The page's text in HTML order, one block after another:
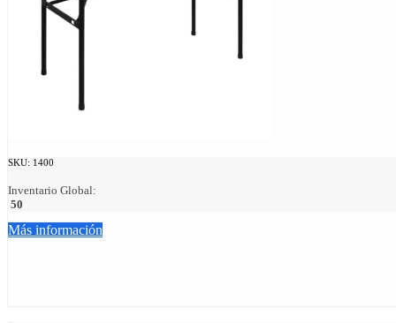
SKU: 1400
Inventario Global:
50
Más información